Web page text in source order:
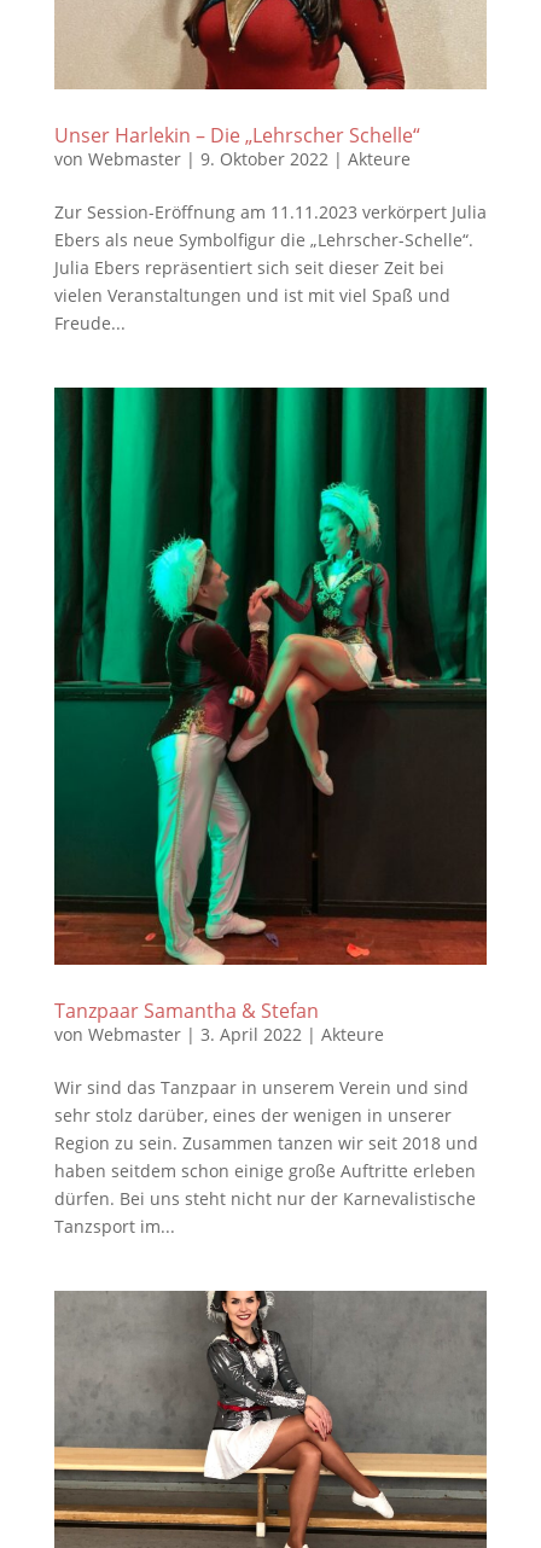
Unser Harlekin – Die „Lehrscher Schelle“
von Webmaster| 9. Oktober 2022 | Akteure
Zur Session-Eröffnung am 11.11.2023 verkörpert Julia
Ebers als neue Symbolfigur die „Lehrscher-Schelle“.
Julia Ebers repräsentiert sich seit dieser Zeit bei
vielen Veranstaltungen und ist mit viel Spaß und
Freude...
Tanzpaar Samantha & Stefan
von Webmaster| 3. April 2022 | Akteure
Wir sind das Tanzpaar in unserem Verein und sind
sehr stolz darüber, eines der wenigen in unserer
Region zu sein. Zusammen tanzen wir seit 2018 und
haben seitdem schon einige große Auftritte erleben
dürfen. Bei uns steht nicht nur der Karnevalistische
Tanzsport im...